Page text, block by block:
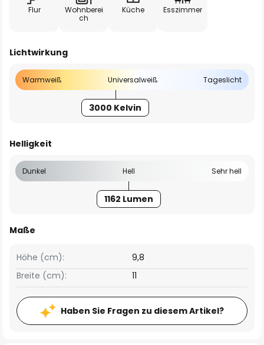
Flur
Wohnberei
ch
Küche Esszimmer
Lichtwirkung
Warmweiß Universalweiß Tageslicht
3000 Kelvin
Helligkeit
Dunkel Hell Sehr hell
1162 Lumen
Maße
Breite (cm): 11
Höhe (cm): 9,8
Haben Sie Fragen zu diesem Artikel?